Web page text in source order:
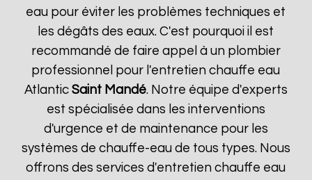
eau pour éviter les problèmes techniques et
les dégâts des eaux. C'est pourquoi il est
recommandé de faire appel à un plombier
professionnel pour l'entretien chauffe eau
Atlantic Saint Mandé. Notre équipe d'experts
est spécialisée dans les interventions
d'urgence et de maintenance pour les
systèmes de chauffe-eau de tous types. Nous
offrons des services d'entretien chauffe eau